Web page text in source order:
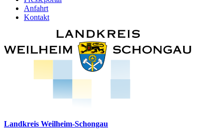
Anfahrt
Kontakt
Landkreis Weilheim-Schongau